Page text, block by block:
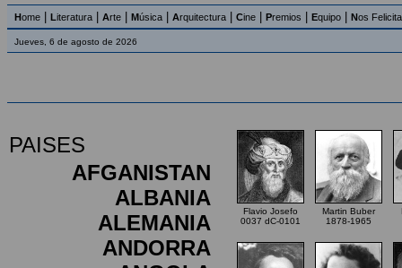
Home Literatura Arte Música Arquitectura Cine Premios Equipo Nos
Jueves, 6 de agosto de 2026
PAISES
AFGANISTAN
ALBANIA
ALEMANIA
ANDORRA
Flavio Josefo
0037 dC-0101
Martin Buber
1878-1965